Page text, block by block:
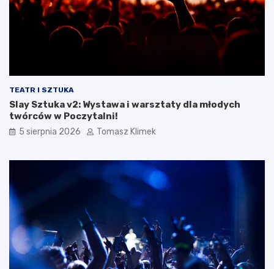
TEATR I SZTUKA
Slay Sztuka v2: Wystawa i warsztaty dla młodych
twórców w Poczytalni!
5 sierpnia 2026 Tomasz Klimek